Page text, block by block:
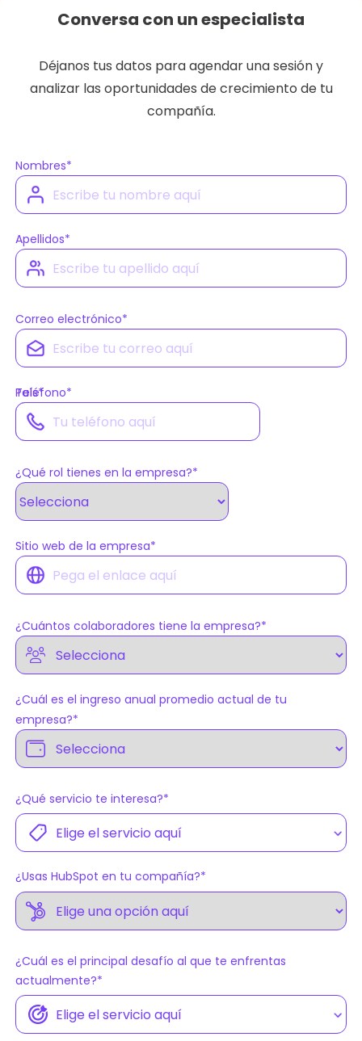
Conversa con un especialista
Déjanos tus datos para agendar una sesión y
analizar las oportunidades de crecimiento de tu
compañía.
Nombres*
Apellidos*
Correo electrónico*
País*
Teléfono*
¿Qué rol tienes en la empresa?*
Sitio web de la empresa*
¿Cuántos colaboradores tiene la empresa?*
¿Cuál es el ingreso anual promedio actual de tu
empresa?*
¿Qué servicio te interesa?*
¿Usas HubSpot en tu compañía?*
¿Cuál es el principal desafío al que te enfrentas
actualmente?*